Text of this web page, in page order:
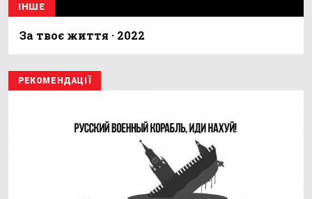
ІНШЕ
За твоє життя · 2022
РЕКОМЕНДАЦІЇ